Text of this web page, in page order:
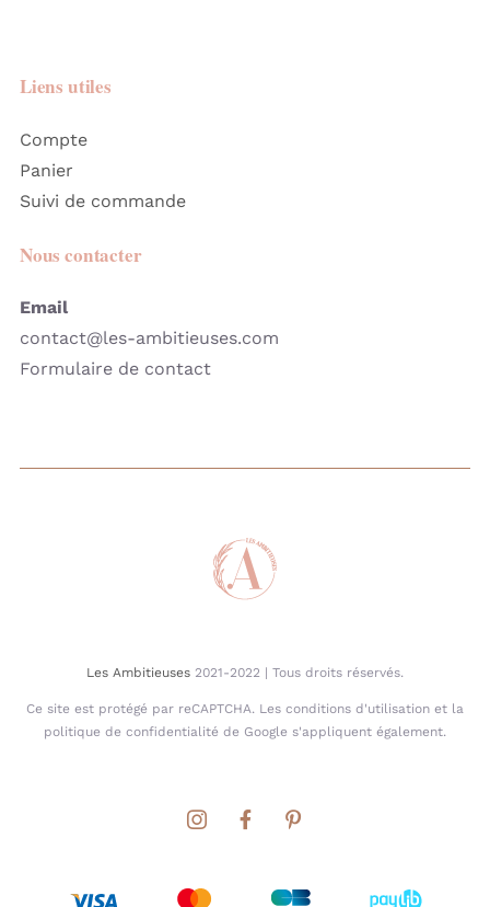
Liens utiles
Compte
Panier
Suivi de commande
Nous contacter
Email
contact@les-ambitieuses.com
Formulaire de contact
Les Ambitieuses 2021-2022 | Tous droits réservés.
Ce site est protégé par reCAPTCHA. Les conditions d'utilisation et la
politique de confidentialité de Google s'appliquent également.